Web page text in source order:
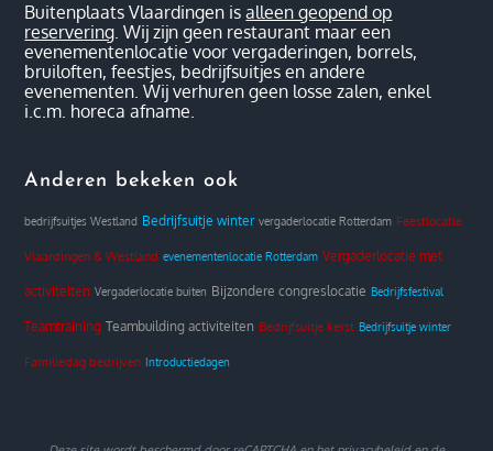
Buitenplaats Vlaardingen isalleen geopend op
reservering. Wij zijn geen restaurant maar een
evenementenlocatie voor vergaderingen, borrels,
bruiloften, feestjes, bedrijfsuitjes en andere
evenementen. Wij verhuren geen losse zalen, enkel
i.c.m. horeca afname.
Anderen bekeken ook
bedrijfsuitjes Westland Bedrijfsuitje winter vergaderlocatie Rotterdam Feestlocatie
Vlaardingen & Westland evenementenlocatie Rotterdam Vergaderlocatie met
activiteiten Vergaderlocatie buiten Bijzondere congreslocatie Bedrijfsfestival
Teamtraining Teambuilding activiteiten Bedrijfsuitje kerst Bedrijfsuitje winter
Familiedag bedrijven Introductiedagen